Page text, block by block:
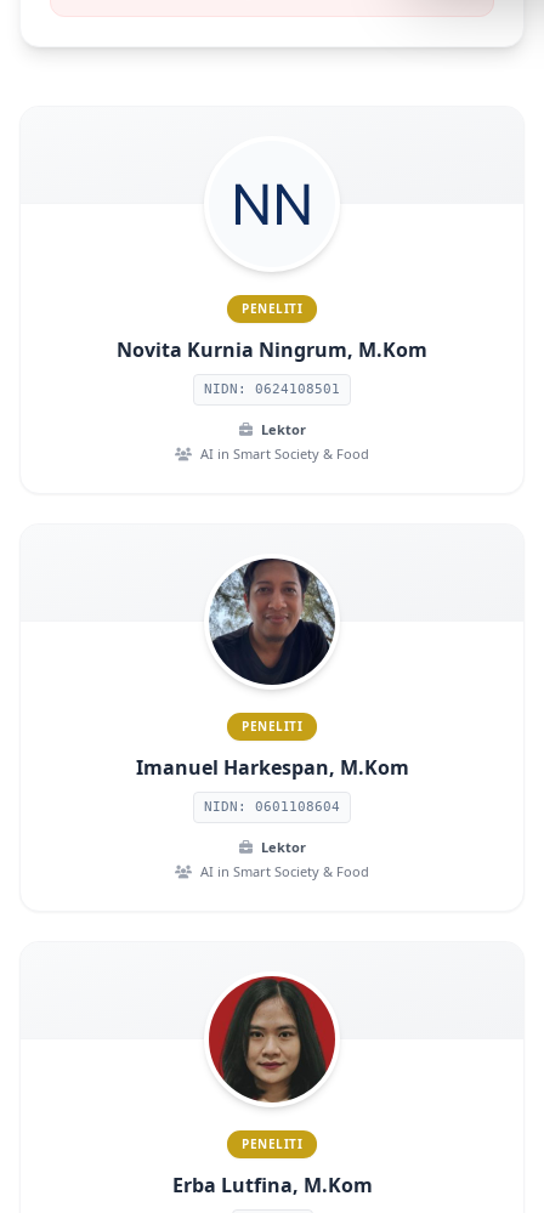
PENELITI
Novita Kurnia Ningrum, M.Kom
NIDN: 0624108501
Lektor
AI in Smart Society & Food
PENELITI
Imanuel Harkespan, M.Kom
NIDN: 0601108604
Lektor
AI in Smart Society & Food
PENELITI
Erba Lutfina, M.Kom